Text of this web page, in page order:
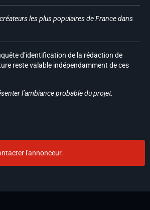
les plus populaires de France dans
d’identification de la rédaction de
reste valable indépendamment de ces
l’ambiance probable du projet.
l'annonceur.